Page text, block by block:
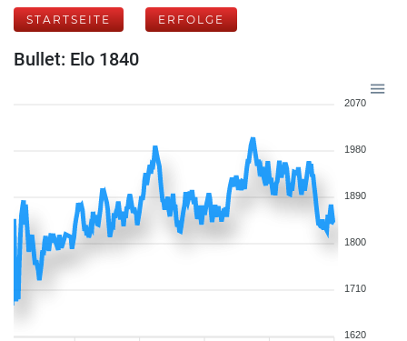
STARTSEITE ERFOLGE
Bullet: Elo 1840
2070
1980
1890
1800
1710
1620